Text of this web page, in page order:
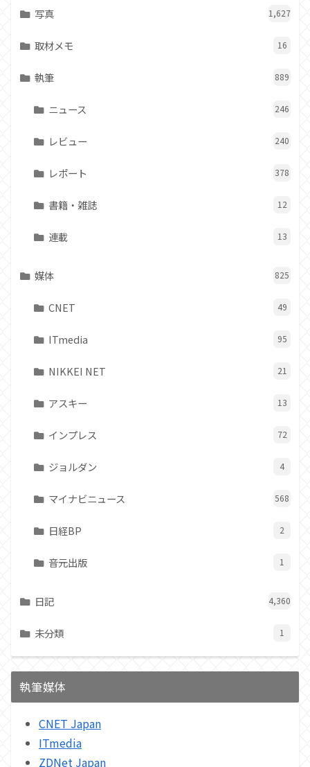
写真 1,627
取材メモ 16
執筆 889
ニュース 246
レビュー 240
レポート 378
書籍・雑誌 12
連載 13
媒体 825
CNET 49
ITmedia 95
NIKKEI NET 21
アスキー 13
インプレス 72
ジョルダン 4
マイナビニュース 568
日経BP 2
音元出版 1
日記 4,360
未分類 1
執筆媒体
CNET Japan
ITmedia
ZDNet Japan